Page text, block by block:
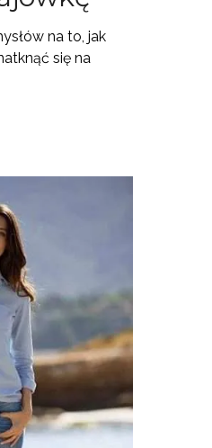
na to, jak
się na